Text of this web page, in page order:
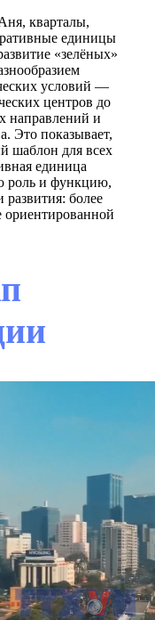
кварталы,
единицы
«зелёных»
условий —
центров до
направлений и
Это показывает,
шаблон для всех
единица
роль и функцию,
более
ориентированной